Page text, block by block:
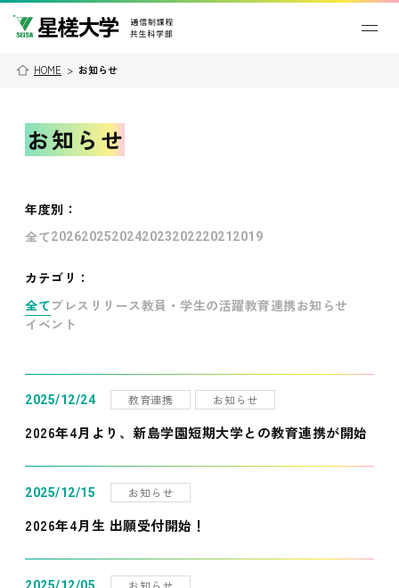
HOME > お知らせ
お知らせ
年度別 ：
全て202620252024202320222021 2019
カテゴリ：
全て プレスリリース教員・学生の活躍教育連携お知らせ
イベント
2025/12/24 教育連携 お知らせ
2026年4月より、新島学園短期大学との教育連携が開始
2025/12/15 お知らせ
2026年4月生 出願受付開始！
お知らせ